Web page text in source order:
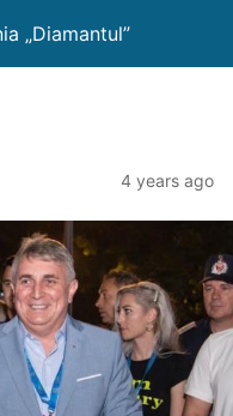
„Diamantul”
4 years ago